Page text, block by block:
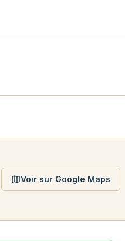
Voir sur Google Maps